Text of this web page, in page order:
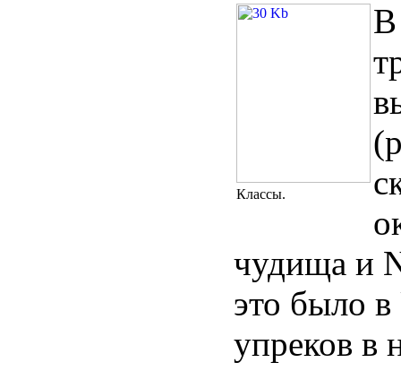
Классы.
В
чудища и
это было
упреков в